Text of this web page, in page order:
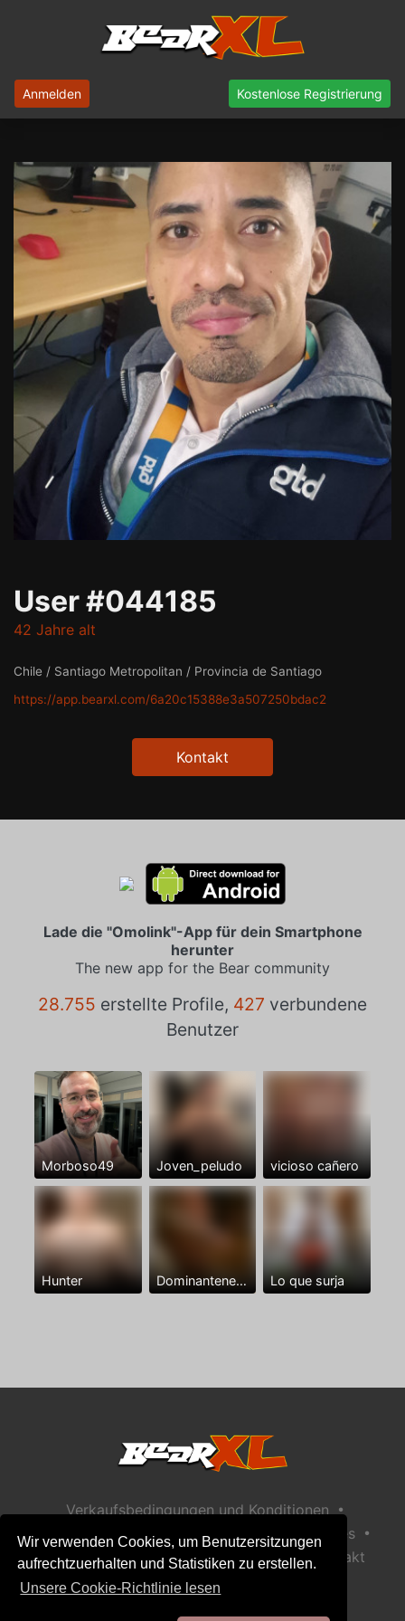
Wir verwenden Cookies, um Benutzersitzungen
aufrechtzuerhalten und Statistiken zu erstellen.
Unsere Cookie-Richtlinie lesen
Anmelden Kostenlose Registrierung
User #044185
42 Jahre alt
Chile / Santiago Metropolitan / Provincia de Santiago
https://app.bearxl.com/6a20c15388e3a507250bdac2
Kontakt
Lade die "Omolink"-App für dein Smartphone
herunter
The new app for the Bear community
28.755 erstellte Profile, 427 verbundene
Benutzer
Morboso49 Joven_peludo vicioso cañero
Hunter Dominantenegro ya Lo que surja
Verkaufsbedingungen und Konditionen •
Datenschutzerklärung Richtlinie zu Cookies •
Richtlinie zur Kindersicherheit Hilfe / Kontakt